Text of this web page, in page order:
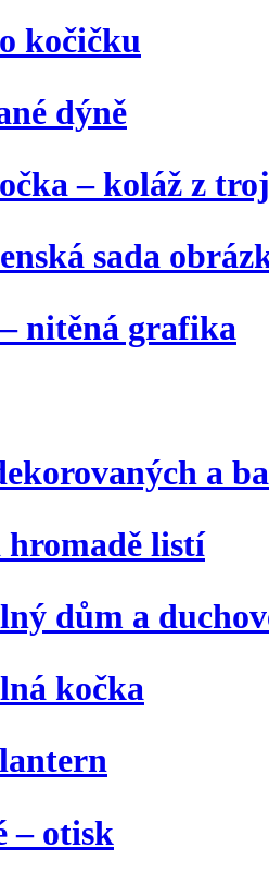
kočičku
dýně
– koláž z
sada
nitěná grafika
a
hromadě listí
dům a
kočka
– otisk